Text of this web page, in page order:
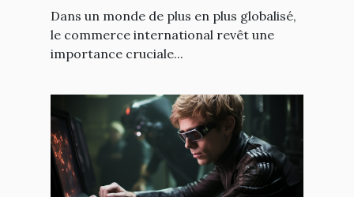
accords commerciaux
Dans un monde de plus en plus globalisé,
le commerce international revêt une
importance cruciale...